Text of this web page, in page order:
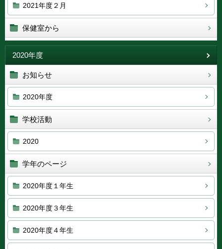
2021年度２月
保健室から
2020年度
お知らせ
2020年度
学校活動
2020
学年のページ
2020年度１年生
2020年度３年生
2020年度４年生